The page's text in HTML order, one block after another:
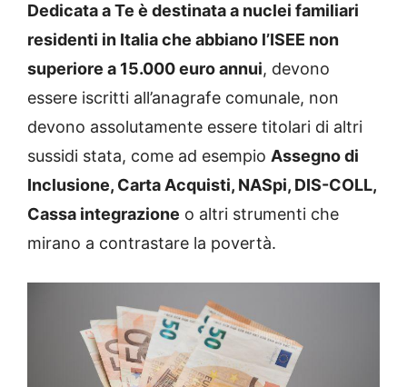
Dedicata a Te è destinata a nuclei familiari
residenti in Italia che abbiano l’ISEE non
superiore a 15.000 euro annui, devono
essere iscritti all’anagrafe comunale, non
devono assolutamente essere titolari di altri
sussidi stata, come ad esempio Assegno di
Inclusione, Carta Acquisti, NASpi, DIS-COLL,
Cassa integrazione o altri strumenti che
mirano a contrastare la povertà.